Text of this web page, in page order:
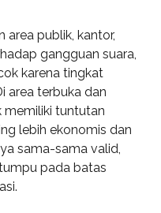
area publik, kantor,
gangguan suara,
karena tingkat
area terbuka dan
memiliki tuntutan
lebih ekonomis dan
sama-sama valid,
pada batas